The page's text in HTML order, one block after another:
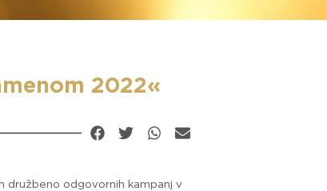
2022«
družbeno odgovornih kampanj v